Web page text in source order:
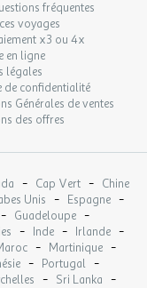
fréquentes
voyages
x3 ou 4x
en ligne
légales
de confidentialité
Générales de ventes
des offres
- Cap Vert - Chine
Unis - Espagne -
- Guadeloupe -
- Inde - Irlande -
- Martinique -
- Portugal -
- Sri Lanka
-